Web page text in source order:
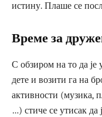
истину. Плаше се
Време за
С обзиром на то да је
дете и возити га на
активности (музика,
…) стиче се утисак